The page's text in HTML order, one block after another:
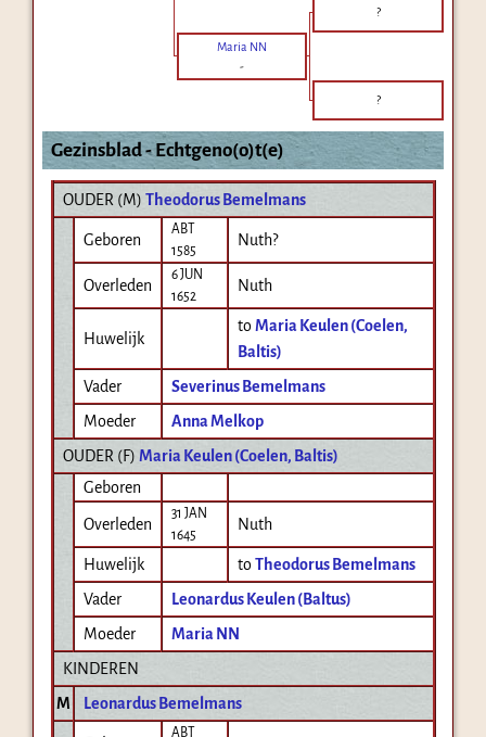
?
Maria NN
-
?
Gezinsblad - Echtgeno(o)t(e)
OUDER (M) Theodorus Bemelmans
Geboren
ABT
1585
Nuth?
Overleden
6 JUN
1652
Nuth
Huwelijk
toMaria Keulen (Coelen,
Baltis)
Vader
Severinus Bemelmans
Moeder
Anna Melkop
OUDER (F) Maria Keulen (Coelen, Baltis)
Geboren
Overleden
31 JAN
1645
Nuth
Huwelijk toTheodorus Bemelmans
Vader
Leonardus Keulen (Baltus)
Moeder
Maria NN
KINDEREN
M
Leonardus Bemelmans
ABT